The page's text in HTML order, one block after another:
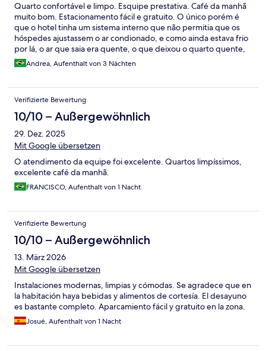
Quarto confortável e limpo. Esquipe prestativa. Café da manhã
muito bom. Estacionamento fácil e gratuito. O único porém é
que o hotel tinha um sistema interno que não permitia que os
hóspedes ajustassem o ar condionado, e como ainda estava frio
por lá, o ar que saia era quente, o que deixou o quarto quente,
sentimos calor. Fora isso, tudo muito bom. Recomendo a
estadia!
Andrea, Aufenthalt von 3 Nächten
Verifizierte Bewertung
10/10 – Außergewöhnlich
29. Dez. 2025
Mit Google übersetzen
O atendimento da equipe foi excelente. Quartos limpíssimos,
excelente café da manhã.
FRANCISCO, Aufenthalt von 1 Nacht
Verifizierte Bewertung
10/10 – Außergewöhnlich
13. März 2026
Mit Google übersetzen
Instalaciones modernas, limpias y cómodas. Se agradece que en
la habitación haya bebidas y alimentos de cortesía. El desayuno
es bastante completo. Aparcamiento fácil y gratuito en la zona.
Josué, Aufenthalt von 1 Nacht